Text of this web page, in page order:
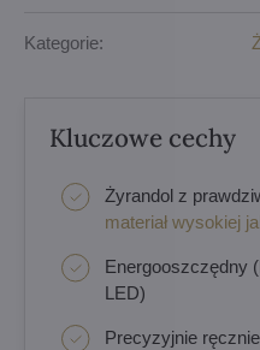
Kategorie:
Kluczowe cechy
Żyrandol z
materiał wysokiej
Energooszczędny
LED)
Precyzyjnie